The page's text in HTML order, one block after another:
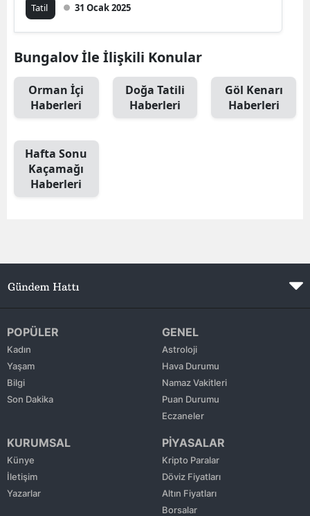
Gaziantep
Giresun
Gümüşhane
Kars
Kastamonu
Kayseri
Kırklareli
Kırşehir
Konya
Kütahya
Tatil 31 Ocak 2025
Bungalov İle İlişkili Konular
Orman İçi
Haberleri
Doğa Tatili
Haberleri
Göl Kenarı
Haberleri
Hafta Sonu
Kaçamağı
Haberleri
POPÜLER
Kadın
Yaşam
Bilgi
Son Dakika
GENEL
Astroloji
Hava Durumu
Namaz Vakitleri
Puan Durumu
Eczaneler
KURUMSAL
Künye
İletişim
Yazarlar
PİYASALAR
Kripto Paralar
Döviz Fiyatları
Altın Fiyatları
Borsalar